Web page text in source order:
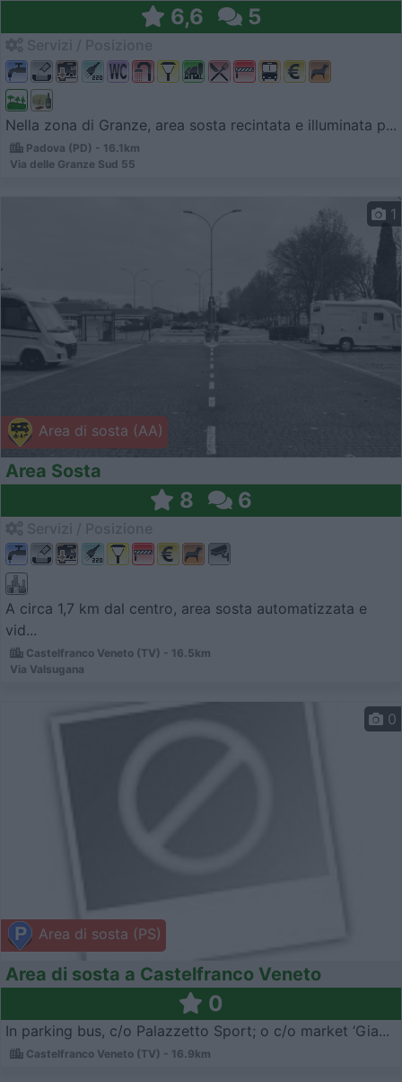
6,6 5
Nella zona di Granze, area sosta recintata e illuminata p...
Padova (PD) - 16.1km
Via delle Granze Sud 55
Area di sosta (AA)
1
Area Sosta
8 6
A circa 1,7 km dal centro, area sosta automatizzata e
vid...
Castelfranco Veneto (TV) - 16.5km
Via Valsugana
Area di sosta (PS)
0
Area di sosta a Castelfranco Veneto
0
In parking bus, c/o Palazzetto Sport; o c/o market ‘Gia...
Castelfranco Veneto (TV) - 16.9km